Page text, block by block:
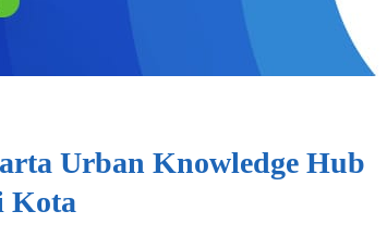
Urban Knowledge Hub
Kota